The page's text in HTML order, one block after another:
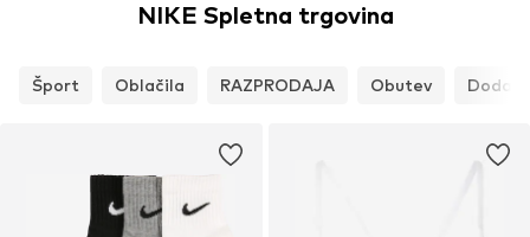
NIKE Spletna trgovina
Šport Oblačila RAZPRODAJA Obutev